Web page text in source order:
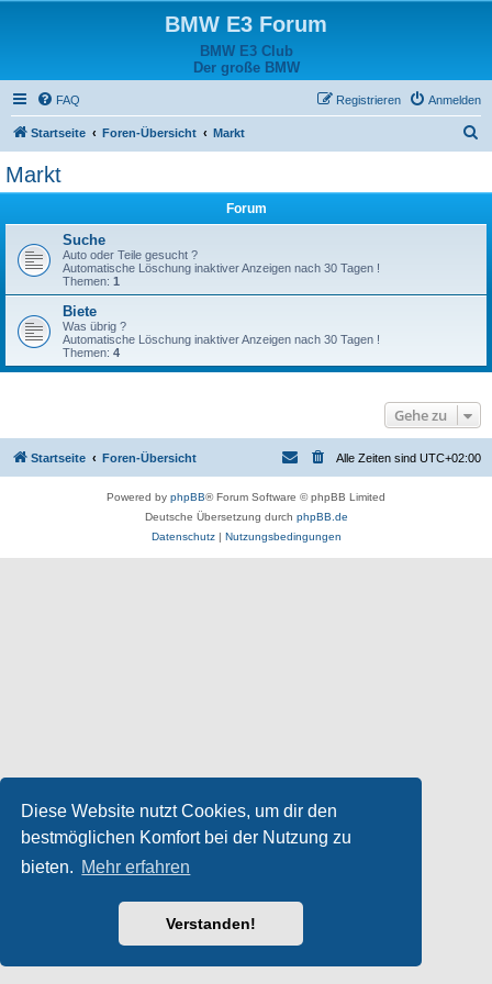
Diese Website nutzt Cookies, um dir den
bestmöglichen Komfort bei der Nutzung zu
bieten. Mehr erfahren
Verstanden!
BMW E3 Forum
BMW E3 Club
Der große BMW
FAQ Anmelden
Registrieren
Startseite Foren-Übersicht Markt
Markt
Forum
Suche
Auto oder Teile gesucht ?
Automatische Löschung inaktiver Anzeigen nach 30 Tagen !
Themen: 1
Biete
Was übrig ?
Automatische Löschung inaktiver Anzeigen nach 30 Tagen !
Themen: 4
Gehe zu
Startseite Foren-Übersicht Alle Zeiten sind UTC+02:00
Powered by phpBB® Forum Software © phpBB Limited
Deutsche Übersetzung durch phpBB.de
Datenschutz| Nutzungsbedingungen